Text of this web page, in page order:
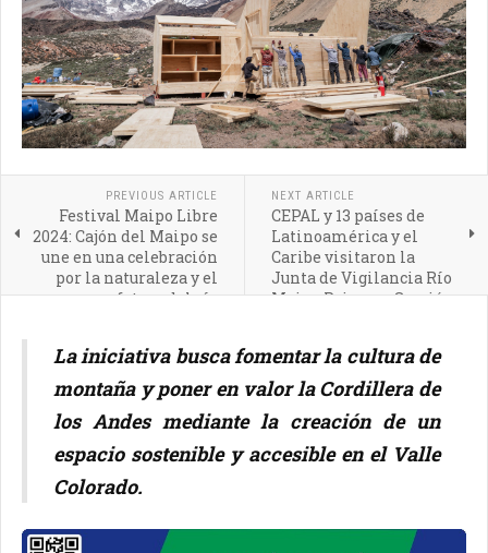
PREVIOUS ARTICLE
Festival Maipo Libre
2024: Cajón del Maipo se
une en una celebración
por la naturaleza y el
futuro del río
NEXT ARTICLE
CEPAL y 13 países de
Latinoamérica y el
Caribe visitaron la
Junta de Vigilancia Río
Maipo Primera Sección
La iniciativa busca fomentar la cultura de
montaña y poner en valor la Cordillera de
los Andes mediante la creación de un
espacio sostenible y accesible en el Valle
Colorado.